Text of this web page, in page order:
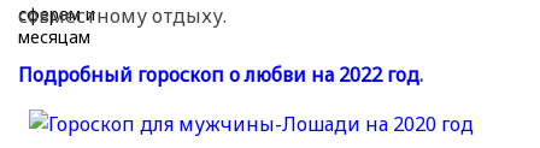
совместному отдыху.
Подробный гороскоп о любви на 2022 год.